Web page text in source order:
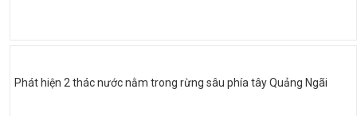
Phát hiện 2 thác nước nằm trong rừng sâu phía tây Quảng Ngãi